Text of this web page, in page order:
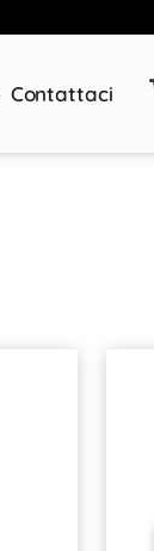
Contattaci